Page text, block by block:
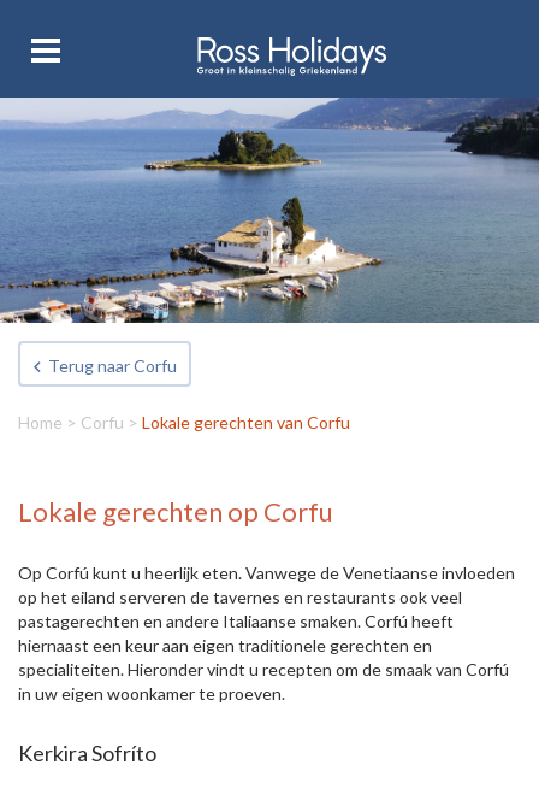
Terug naar Corfu
Home > Corfu > Lokale gerechten van Corfu
Lokale gerechten op Corfu
Op Corfú kunt u heerlijk eten. Vanwege de Venetiaanse invloeden
op het eiland serveren de tavernes en restaurants ook veel
pastagerechten en andere Italiaanse smaken. Corfú heeft
hiernaast een keur aan eigen traditionele gerechten en
specialiteiten. Hieronder vindt u recepten om de smaak van Corfú
in uw eigen woonkamer te proeven.
Kerkira Sofríto